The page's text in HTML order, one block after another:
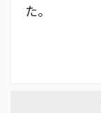
た。